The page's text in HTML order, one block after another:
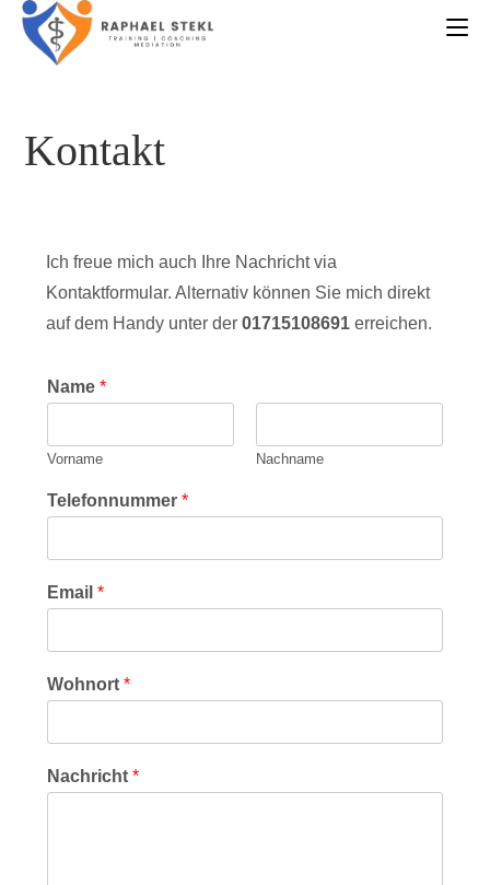
Zum
Inhalt
springen
Kontakt
Ich freue mich auch Ihre Nachricht via
Kontaktformular. Alternativ können Sie mich direkt
auf dem Handy unter der01715108691erreichen.
Name*
Vorname Nachname
Telefonnummer*
Email*
Wohnort*
Nachricht*